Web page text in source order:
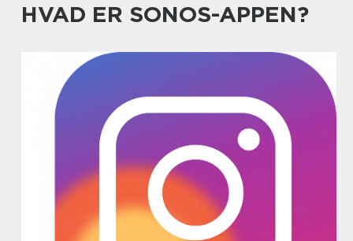
HVAD ER SONOS-APPEN?